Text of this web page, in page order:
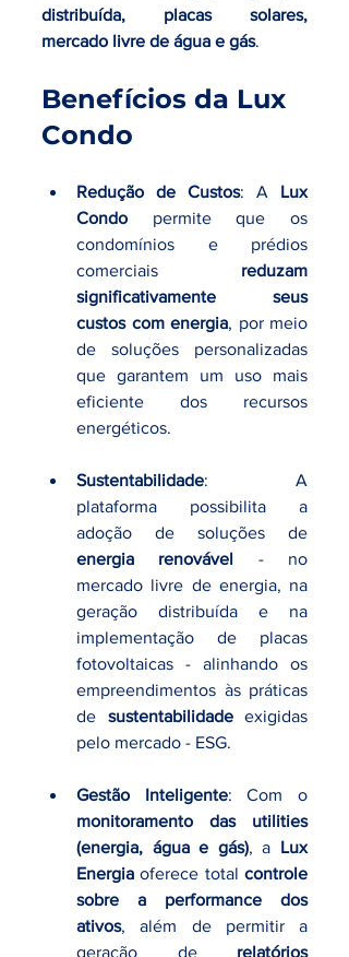
distribuída, placas solares,
mercado livre de água e gás.
Benefícios da Lux
Condo
Redução de Custos: A Lux
Condo permite que os
condomínios e prédios
comerciais reduzam
significativamente seus
custos com energia, por meio
de soluções personalizadas
que garantem um uso mais
eficiente dos recursos
energéticos.
Sustentabilidade: A
plataforma possibilita a
energia renovável - no
mercado livre de energia, na
geração distribuída e na
implementação de placas
fotovoltaicas - alinhando os
empreendimentos às práticas
de sustentabilidade exigidas
pelo mercado - ESG.
Gestão Inteligente
monitoramento das utilities
(energia, água e gás), a Lux
Energia oferece total controle
sobre a performance dos
ativos, além de permitir a
geração de relatórios